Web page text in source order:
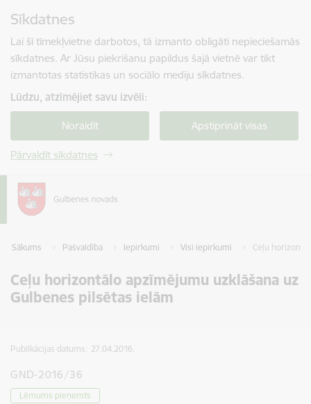
Sīkdatnes
Lai šī tīmekļvietne darbotos, tā izmanto obligāti nepieciešamās
sīkdatnes. Ar Jūsu piekrišanu papildus šajā vietnē var tikt
izmantotas statistikas un sociālo mediju sīkdatnes.
Lūdzu, atzīmējiet savu izvēli:
Noraidīt Apstiprināt visas
Pārvaldīt sīkdatnes
Sākums Pašvaldība Iepirkumi Visi iepirkumi Ceļu
Ceļu horizontālo apzīmējumu uzklāšana uz
Gulbenes pilsētas ielām
Publikācijas datums: 27.04.2016.
GND-2016/36
Lēmums pieņemts